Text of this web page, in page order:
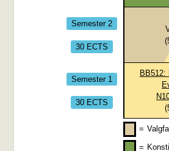
Semester 2
30 ECTS
(
Semester 1
30 ECTS
BB512:
(
=
=